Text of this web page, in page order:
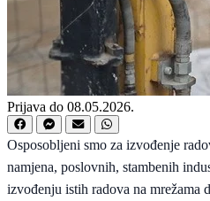
Prijava do 08.05.2026.
Osposobljeni smo za izvođenje
namjena, poslovnih, stambenih
izvođenju istih radova na mrežama